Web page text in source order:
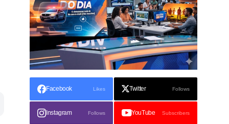
Facebook Likes Twitter Follows
Instagram Follows YouTube Subscribers